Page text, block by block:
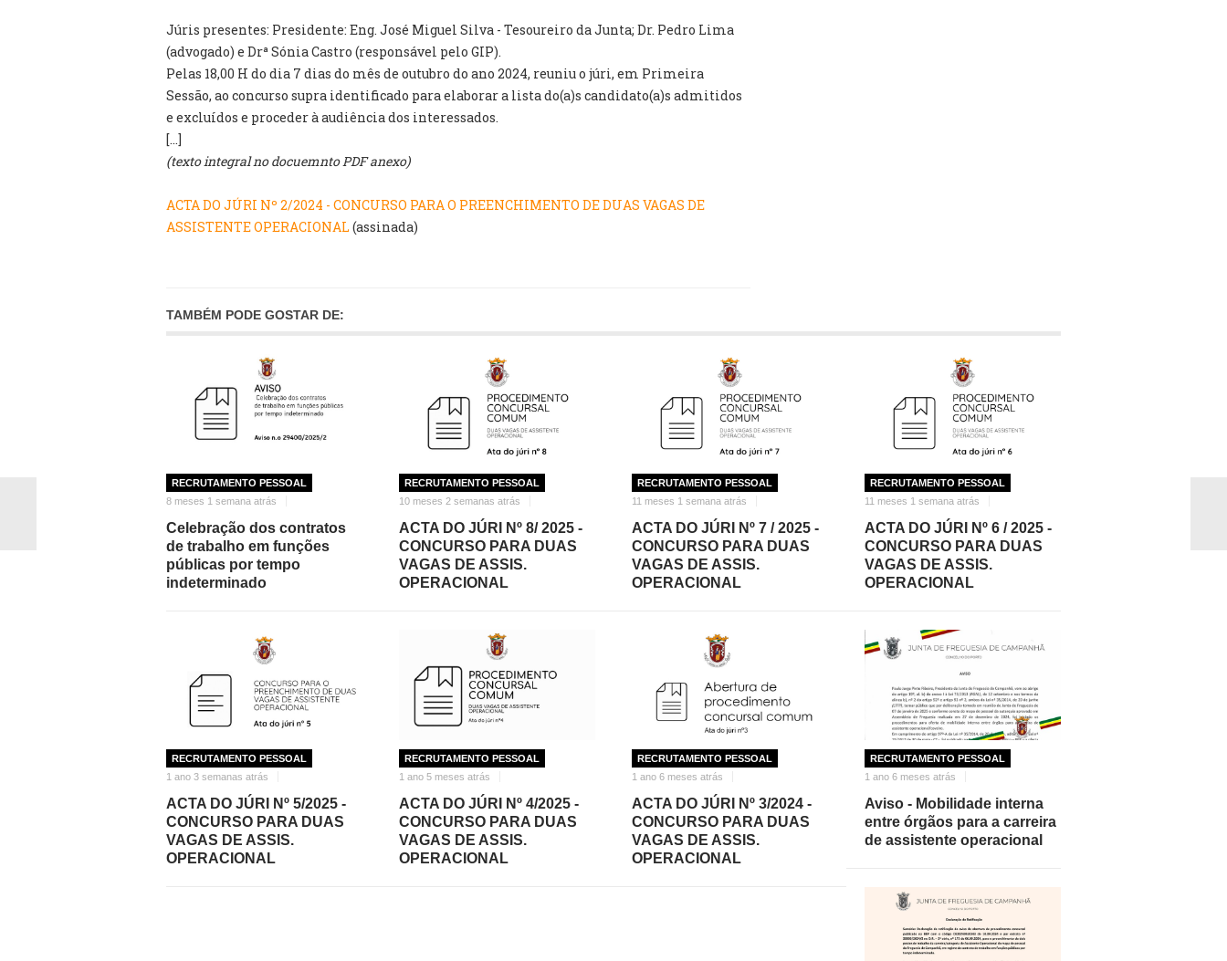
Júris presentes: Presidente: Eng. José Miguel Silva - Tesoureiro da Junta; Dr. Pedro Lima
(advogado) e Drª Sónia Castro (responsável pelo GIP).
Pelas 18,00 H do dia 7 dias do mês de outubro do ano 2024, reuniu o júri, em Primeira
Sessão, ao concurso supra identificado para elaborar a lista do(a)s candidato(a)s admitidos
e excluídos e proceder à audiência dos interessados.
[...]
(texto integral no docuemnto PDF anexo)
ACTA DO JÚRI Nº 2/2024 - CONCURSO PARA O PREENCHIMENTO DE DUAS VAGAS DE
ASSISTENTE OPERACIONAL (assinada)
TAMBÉM PODE GOSTAR DE:
RECRUTAMENTO PESSOAL
8 meses 1 semana atrás
Celebração dos contratos
de trabalho em funções
públicas por tempo
indeterminado
RECRUTAMENTO PESSOAL
10 meses 2 semanas atrás
ACTA DO JÚRI Nº 8/ 2025 -
CONCURSO PARA DUAS
VAGAS DE ASSIS.
OPERACIONAL
RECRUTAMENTO PESSOAL
11 meses 1 semana atrás
ACTA DO JÚRI Nº 7 / 2025 -
CONCURSO PARA DUAS
VAGAS DE ASSIS.
OPERACIONAL
RECRUTAMENTO PESSOAL
11 meses 1 semana atrás
ACTA DO JÚRI Nº 6 / 2025 -
CONCURSO PARA DUAS
VAGAS DE ASSIS.
OPERACIONAL
RECRUTAMENTO PESSOAL
1 ano 3 semanas atrás
ACTA DO JÚRI Nº 5/2025 -
CONCURSO PARA DUAS
VAGAS DE ASSIS.
OPERACIONAL
RECRUTAMENTO PESSOAL
1 ano 5 meses atrás
ACTA DO JÚRI Nº 4/2025 -
CONCURSO PARA DUAS
VAGAS DE ASSIS.
OPERACIONAL
RECRUTAMENTO PESSOAL
1 ano 6 meses atrás
ACTA DO JÚRI Nº 3/2024 -
CONCURSO PARA DUAS
VAGAS DE ASSIS.
OPERACIONAL
RECRUTAMENTO PESSOAL
1 ano 6 meses atrás
Aviso - Mobilidade interna
entre órgãos para a carreira
de assistente operacional